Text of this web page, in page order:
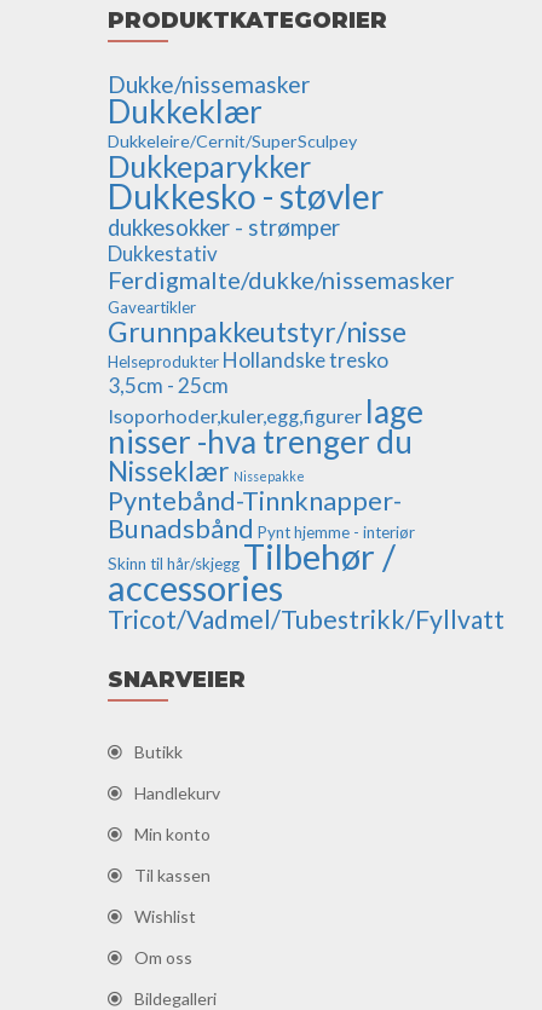
PRODUKTKATEGORIER
Dukke/nissemasker
Dukkeklær
Dukkeleire/Cernit/SuperSculpey
Dukkeparykker
Dukkesko - støvler
dukkesokker - strømper
Dukkestativ
Ferdigmalte/dukke/nissemasker
Gaveartikler
Grunnpakkeutstyr/nisse
Helseprodukter Hollandske tresko
3,5cm - 25cm
Isoporhoder,kuler,egg,figurer lage
nisser -hva trenger du
Nisseklær Nissepakke
Pyntebånd-Tinnknapper-
Bunadsbånd Pynt hjemme - interiør
Skinn til hår/skjegg Tilbehør /
accessories
Tricot/Vadmel/Tubestrikk/Fyllvatt
SNARVEIER
Butikk
Handlekurv
Min konto
Til kassen
Wishlist
Om oss
Bildegalleri